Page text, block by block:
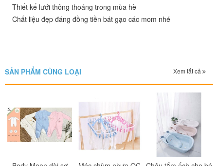
Thiết kế lưới thông thoáng trong mùa hè
Chất liệu đẹp đáng đồng tiền bát gạo các mom nhé
SẢN PHẨM CÙNG LOẠI Xem tất cả